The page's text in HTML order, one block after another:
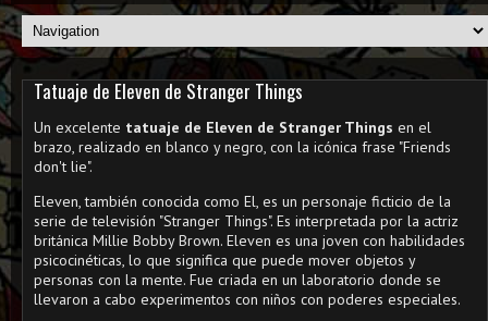
Tatuaje de Eleven de Stranger Things
Un excelente tatuaje de Eleven de Stranger Things en el
brazo, realizado en blanco y negro, con la icónica frase "Friends
don't lie".
Eleven, también conocida como El, es un personaje ficticio de la
serie de televisión "Stranger Things". Es interpretada por la actriz
británica Millie Bobby Brown. Eleven es una joven con habilidades
psicocinéticas, lo que significa que puede mover objetos y
personas con la mente. Fue criada en un laboratorio donde se
llevaron a cabo experimentos con niños con poderes especiales.